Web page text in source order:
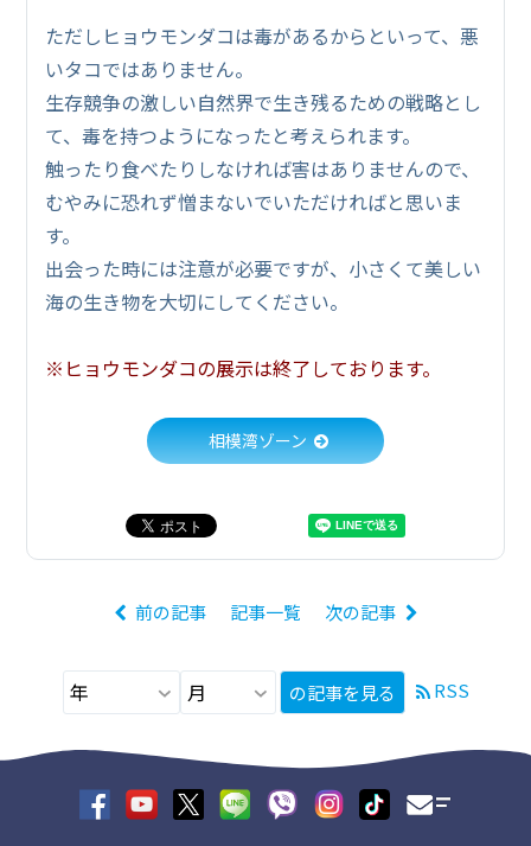
ただしヒョウモンダコは毒があるからといって、悪
いタコではありません。
生存競争の激しい自然界で生き残るための戦略とし
て、毒を持つようになったと考えられます。
触ったり食べたりしなければ害はありませんので、
むやみに恐れず憎まないでいただければと思いま
す。
出会った時には注意が必要ですが、小さくて美しい
海の生き物を大切にしてください。
※ヒョウモンダコの展示は終了しております。
相模湾ゾーン
前の記事 記事一覧 次の記事
の記事を見る RSS